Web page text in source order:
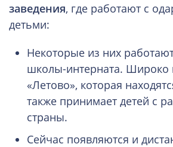
заведения, где работают с
детьми:
Некоторые из них
школы-интерната. Широко
«Летово», которая
также принимает детей с
страны.
Сейчас появляются и